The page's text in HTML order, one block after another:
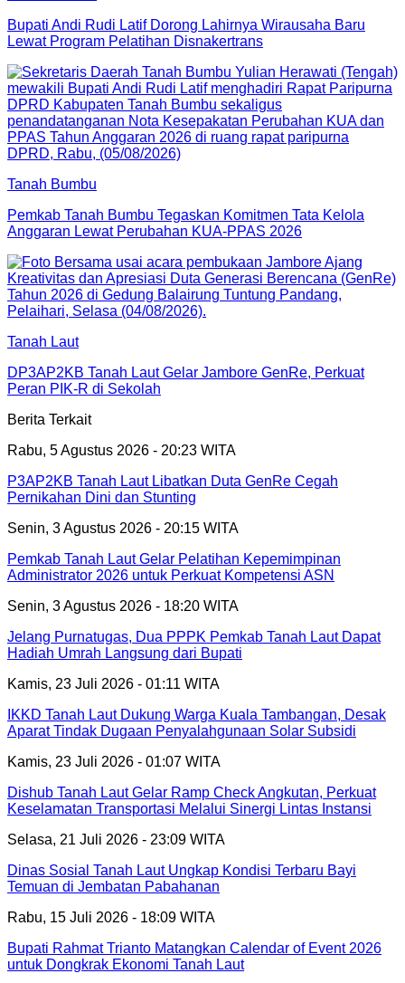
Bupati Andi Rudi Latif Dorong Lahirnya Wirausaha Baru
Lewat Program Pelatihan Disnakertrans
Tanah Bumbu
Pemkab Tanah Bumbu Tegaskan Komitmen Tata Kelola
Anggaran Lewat Perubahan KUA-PPAS 2026
Tanah Laut
DP3AP2KB Tanah Laut Gelar Jambore GenRe, Perkuat
Peran PIK-R di Sekolah
Berita Terkait
Rabu, 5 Agustus 2026 - 20:23 WITA
P3AP2KB Tanah Laut Libatkan Duta GenRe Cegah
Pernikahan Dini dan Stunting
Senin, 3 Agustus 2026 - 20:15 WITA
Pemkab Tanah Laut Gelar Pelatihan Kepemimpinan
Administrator 2026 untuk Perkuat Kompetensi ASN
Senin, 3 Agustus 2026 - 18:20 WITA
Jelang Purnatugas, Dua PPPK Pemkab Tanah Laut Dapat
Hadiah Umrah Langsung dari Bupati
Kamis, 23 Juli 2026 - 01:11 WITA
IKKD Tanah Laut Dukung Warga Kuala Tambangan, Desak
Aparat Tindak Dugaan Penyalahgunaan Solar Subsidi
Kamis, 23 Juli 2026 - 01:07 WITA
Dishub Tanah Laut Gelar Ramp Check Angkutan, Perkuat
Keselamatan Transportasi Melalui Sinergi Lintas Instansi
Selasa, 21 Juli 2026 - 23:09 WITA
Dinas Sosial Tanah Laut Ungkap Kondisi Terbaru Bayi
Temuan di Jembatan Pabahanan
Rabu, 15 Juli 2026 - 18:09 WITA
Bupati Rahmat Trianto Matangkan Calendar of Event 2026
untuk Dongkrak Ekonomi Tanah Laut